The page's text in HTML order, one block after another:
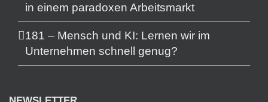
in einem paradoxen Arbeitsmarkt
181 – Mensch und KI: Lernen wir im
Unternehmen schnell genug?